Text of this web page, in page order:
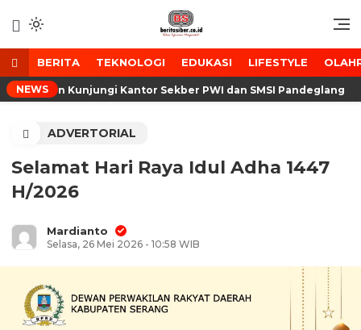
konten
BeritaSiber.co.id
Media Tanggap Dan Akurat
BERITA TEKNOLOGI EDUKASI LIFESTYLE
NEWS
Banten Kunjungi Kantor Sekber PWI dan SMSI Pandeglang
ADVERTORIAL
Selamat Hari Raya Idul Adha 1447
H/2026
Mardianto
Selasa, 26 Mei 2026 - 10:58 WIB